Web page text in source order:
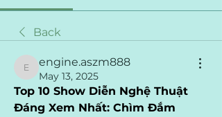
Back
engine.aszm888
engine.aszm888
May 13, 2025
Top 10 Show Diễn Nghệ Thuật
Đáng Xem Nhất: Chìm Đắm